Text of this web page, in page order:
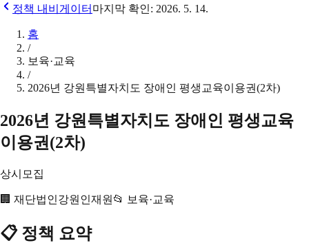
정책 내비게이터 마지막 확인: 2026. 5. 14.
홈
/
보육·교육
/
2026년 강원특별자치도 장애인 평생교육이용권(2차)
2026년 강원특별자치도 장애인 평생교육
이용권(2차)
상시모집
🏢 재단법인강원인재원 📂 보육·교육
📋 정책 요약